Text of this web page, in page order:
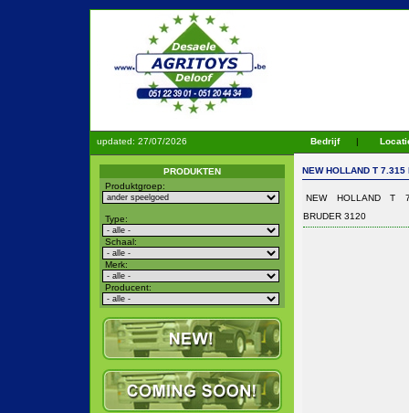
Bedrijf |
updated: 27/07/2026
PRODUKTEN
Produktgroep:
Type:
Schaal:
Merk:
Producent:
NEW HOLLAND T 7.315
NEW HOLLAND T
BRUDER 3120